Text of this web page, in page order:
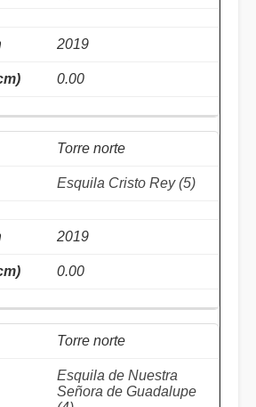
2019
0.00
Torre norte
Esquila Cristo Rey (5)
2019
0.00
Torre norte
Esquila de Nuestra
Señora de Guadalupe